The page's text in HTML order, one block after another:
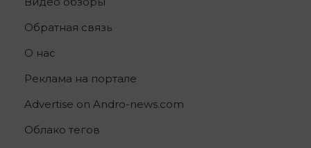
Обратная связь
О нас
Реклама на портале
Advertise on Andro-news.com
Облако тегов